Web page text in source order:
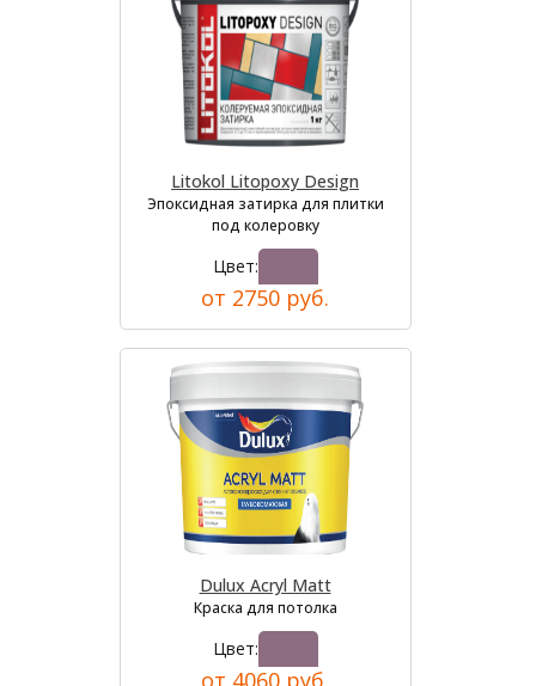
Litokol Litopoxy Design
Эпоксидная затирка для плитки
под колеровку
Цвет:
от 2750 руб.
Dulux Acryl Matt
Краска для потолка
Цвет:
от 4060 руб.